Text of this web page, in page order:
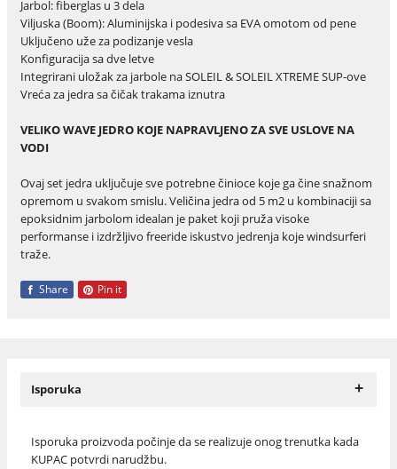
Jarbol: fiberglas u 3 dela
Viljuska (Boom): Aluminijska i podesiva sa EVA omotom od pene
Uključeno uže za podizanje vesla
Konfiguracija sa dve letve
Integrirani uložak za jarbole na SOLEIL & SOLEIL XTREME SUP-ove
Vreća za jedra sa čičak trakama iznutra
VELIKO WAVE JEDRO KOJE NAPRAVLJENO ZA SVE USLOVE NA
VODI
Ovaj set jedra uključuje sve potrebne činioce koje ga čine snažnom
opremom u svakom smislu. Veličina jedra od 5 m2 u kombinaciji sa
epoksidnim jarbolom idealan je paket koji pruža visoke
performanse i izdržljivo freeride iskustvo jedrenja koje windsurferi
traže.
Share Pin it
Isporuka +
Isporuka proizvoda počinje da se realizuje onog trenutka kada
KUPAC potvrdi narudžbu.